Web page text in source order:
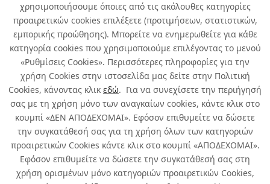
χρησιμοποιήσουμε όποιες από τις ακόλουθες κατηγορίες
προαιρετικών cookies επιλέξετε (προτιμήσεων, στατιστικών,
εμπορικής προώθησης). Μπορείτε να ενημερωθείτε για κάθε
κατηγορία cookies που χρησιμοποιούμε επιλέγοντας το μενού
«Ρυθμίσεις Cookies». Περισσότερες πληροφορίες για την
χρήση Cookies στην ιστοσελίδα μας δείτε στην Πολιτική
Cookies, κάνοντας κλικ εδώ. Για να συνεχίσετε την περιήγησή
σας με τη χρήση μόνο των αναγκαίων cookies, κάντε κλικ στο
κουμπί «ΔΕΝ ΑΠΟΔΕΧΟΜΑΙ». Εφόσον επιθυμείτε να δώσετε
την συγκατάθεσή σας για τη χρήση όλων των κατηγοριών
προαιρετικών Cookies κάντε κλικ στο κουμπί «ΑΠΟΔΕΧΟΜΑΙ».
Εφόσον επιθυμείτε να δώσετε την συγκατάθεσή σας στη
χρήση ορισμένων μόνο κατηγοριών προαιρετικών Cookies,
κωδ. 040952272
12τμχ / συσκευασία
Περιορισμένη Διαθεσιμότητα
Σχετικά με εμάς
Χρήσιμα